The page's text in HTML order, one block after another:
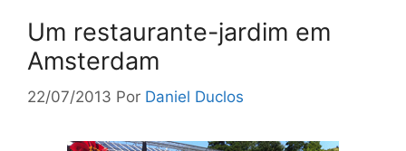
Um restaurante-jardim em
Amsterdam
22/07/2013 Por Daniel Duclos